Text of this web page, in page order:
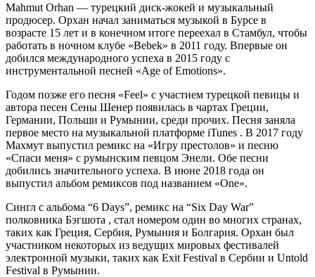
Mahmut Orhan — турецкий диск-жокей и музыкальный
продюсер. Орхан начал заниматься музыкой в ​​Бурсе в
возрасте 15 лет и в конечном итоге переехал в Стамбул, чтобы
работать в ночном клубе «Bebek» в 2011 году. Впервые он
добился международного успеха в 2015 году с
инструментальной песней «Age of Emotions».
Годом позже его песня «Feel» с участием турецкой певицы и
автора песен Сены Шенер появилась в чартах Греции,
Германии, Польши и Румынии, среди прочих. Песня заняла
первое место на музыкальной платформе iTunes . В 2017 году
Махмут выпустил ремикс на «Игру престолов» и песню
«Спаси меня» с румынским певцом Энели. Обе песни
добились значительного успеха. В июне 2018 года он
выпустил альбом ремиксов под названием «One».
Сингл с альбома “6 Days”, ремикс на “Six Day War”
полковника Бэгшота , стал номером один во многих странах,
таких как Греция, Сербия, Румыния и Болгария. Орхан был
участником некоторых из ведущих мировых фестивалей
электронной музыки, таких как Exit Festival в Сербии и Untold
Festival в Румынии.